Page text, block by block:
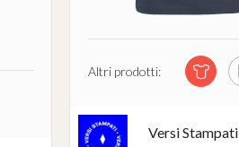
Altri prodotti:
Versi Stampati